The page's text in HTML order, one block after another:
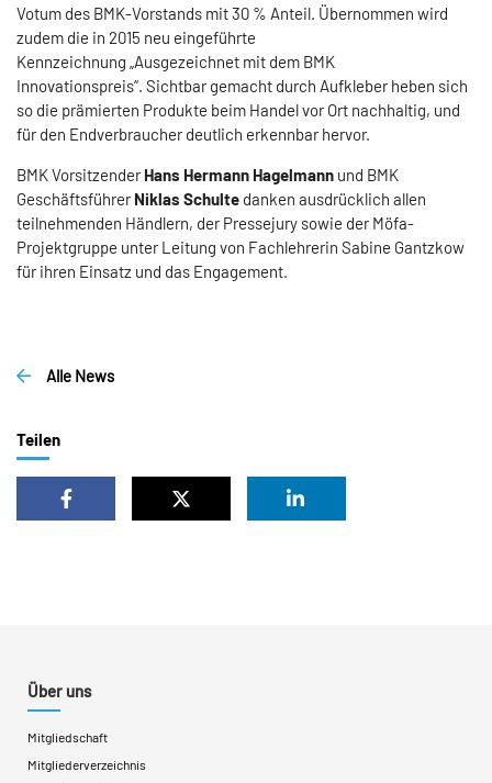
Votum des BMK-Vorstands mit 30 % Anteil. Übernommen wird
zudem die in 2015 neu eingeführte
Kennzeichnung „Ausgezeichnet mit dem BMK
Innovationspreis“. Sichtbar gemacht durch Aufkleber heben sich
so die prämierten Produkte beim Handel vor Ort nachhaltig, und
für den Endverbraucher deutlich erkennbar hervor.
BMK VorsitzenderHans Hermann Hagelmann und BMK
GeschäftsführerNiklas Schulte danken ausdrücklich allen
teilnehmenden Händlern, der Pressejury sowie der Möfa-
Projektgruppe unter Leitung von Fachlehrerin Sabine Gantzkow
für ihren Einsatz und das Engagement.
Alle News
Teilen
Über uns
Mitgliedschaft
Mitgliederverzeichnis